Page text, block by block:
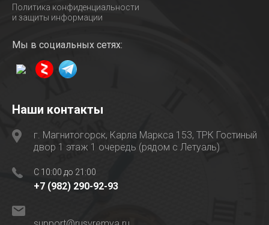
Политика конфиденциальности
и защиты информации
Мы в социальных сетях:
Наши контакты
г. Магнитогорск, Карла Маркса 153, ТРК Гостиный
двор 1 этаж 1 очередь (рядом с Летуаль)
C 10:00 до 21:00
+7 (982) 290-92-93